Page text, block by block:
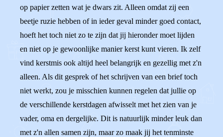
op papier zetten wat je dwars zit. Alleen omdat zij een
beetje ruzie hebben of in ieder geval minder goed contact,
hoeft het toch niet zo te zijn dat jij hieronder moet lijden
en niet op je gewoonlijke manier kerst kunt vieren. Ik zelf
vind kerstmis ook altijd heel belangrijk en gezellig met z'n
alleen. Als dit gesprek of het schrijven van een brief toch
niet werkt, zou je misschien kunnen regelen dat jullie op
de verschillende kerstdagen afwisselt met het zien van je
vader, oma en dergelijke. Dit is natuurlijk minder leuk dan
met z'n allen samen zijn, maar zo maak jij het tenminste